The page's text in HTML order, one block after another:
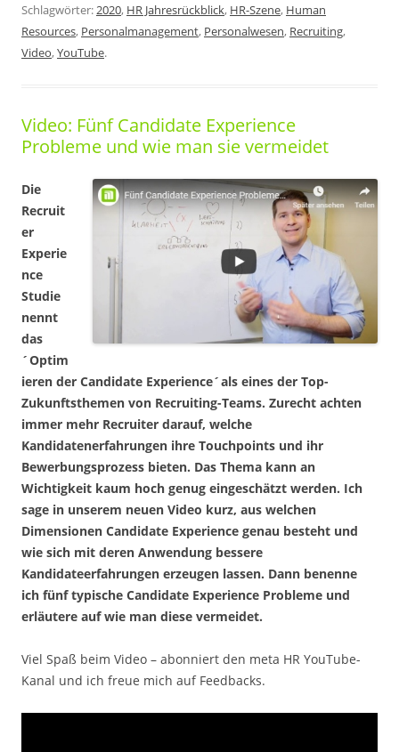
Schlagwörter:2020, HR Jahresrückblick, HR-Szene, Human
Resources, Personalmanagement, Personalwesen, Recruiting,
Video,YouTube.
Video: Fünf Candidate Experience
Probleme und wie man sie vermeidet
Die
Recruit
er
Experie
nce
Studie
nennt
das
´Optim
ieren der Candidate Experience´als eines der Top-
Zukunftsthemen von Recruiting-Teams. Zurecht achten
immer mehr Recruiter darauf, welche
Kandidatenerfahrungen ihre Touchpoints und ihr
Bewerbungsprozess bieten. Das Thema kann an
Wichtigkeit kaum hoch genug eingeschätzt werden. Ich
sage in unserem neuen Video kurz, aus welchen
Dimensionen Candidate Experience genau besteht und
wie sich mit deren Anwendung bessere
Kandidateerfahrungen erzeugen lassen. Dann benenne
ich fünf typische Candidate Experience Probleme und
erläutere auf wie man diese vermeidet.
Viel Spaß beim Video – abonniert den meta HR YouTube-
Kanal und ich freue mich auf Feedbacks.